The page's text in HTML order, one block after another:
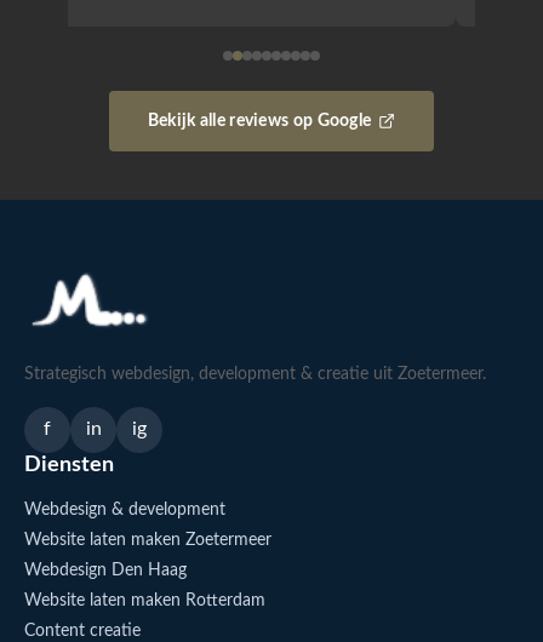
Bekijk alle reviews op Google
Strategisch webdesign, development & creatie uit Zoetermeer.
f in ig
Diensten
Webdesign & development
Website laten maken Zoetermeer
Webdesign Den Haag
Website laten maken Rotterdam
Content creatie